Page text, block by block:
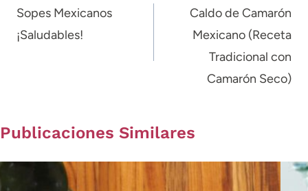
de
entradas
Sopes Mexicanos
¡Saludables!
Caldo de Camarón
Mexicano (Receta
Tradicional con
Camarón Seco)
Publicaciones Similares